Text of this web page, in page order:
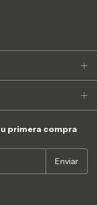
primera compra